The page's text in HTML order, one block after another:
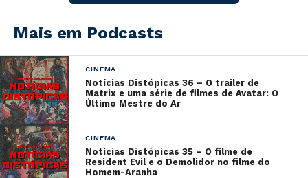
de Episódio 1:21:34)
Spotify
Google Podcasts
Castbox
Mais em Podcasts
CINEMA
Notícias Distópicas 36 – O trailer de
Matrix e uma série de filmes de Avatar: O
Último Mestre do Ar
CINEMA
Notícias Distópicas 35 – O filme de
Resident Evil e o Demolidor no filme do
Homem-Aranha